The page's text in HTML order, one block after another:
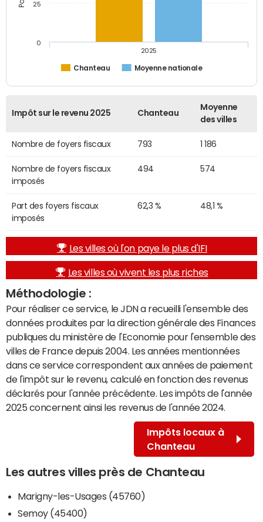
Chanteau Moyenne nationale
2025
0
25
Impôt sur le revenu 2025 Chanteau
Moyenne
des villes
Nombre de foyers fiscaux 793 1 186
Nombre de foyers fiscaux
imposés
494 574
Part des foyers fiscaux
imposés
62,3 % 48,1 %
Les villes où l'on paye le plus d'IFI
Les villes où vivent les plus riches
Méthodologie :
Pour réaliser ce service, le JDN a recueilli l'ensemble des
données produites par la direction générale des Finances
publiques du ministère de l'Economie pour l'ensemble des
villes de France depuis 2004. Les années mentionnées
dans ce service correspondent aux années de paiement
de l'impôt sur le revenu, calculé en fonction des revenus
déclarés pour l'année précédente. Les impôts de l'année
2025 concernent ainsi les revenus de l'année 2024.
Impôts locaux à
Chanteau
Les autres villes près de Chanteau
Marigny-les-Usages (45760)
Semoy (45400)